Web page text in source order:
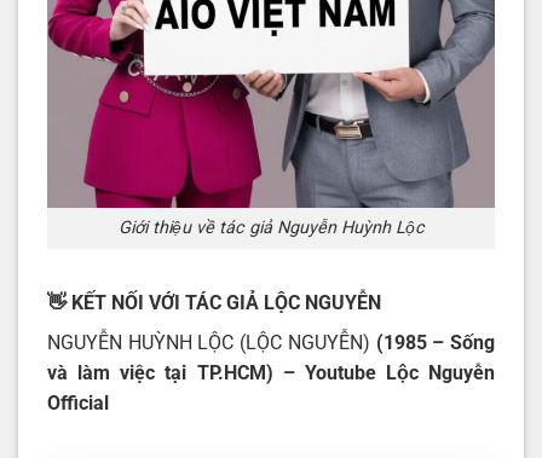
Giới thiệu về tác giả Nguyễn Huỳnh Lộc
👋 KẾT NỐI VỚI TÁC GIẢ LỘC NGUYỄN
NGUYỄN HUỲNH LỘC (LỘC NGUYỄN) (1985 – Sống
và làm việc tại TP.HCM) – Youtube Lộc Nguyễn
Official